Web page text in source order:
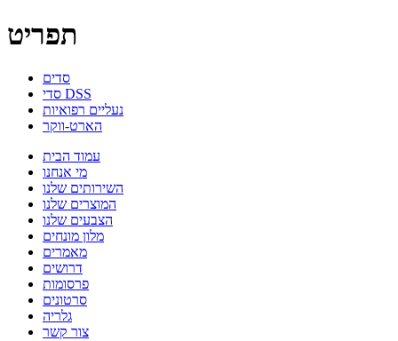
תפריט
סדים
סדי DSS
נעליים רפואיות
הארט-ווקר
עמוד הבית
מי אנחנו
השירותים שלנו
המוצרים שלנו
הצבעים שלנו
מלון מונחים
מאמרים
דרושים
פרסומות
סרטונים
גלריה
צור קשר